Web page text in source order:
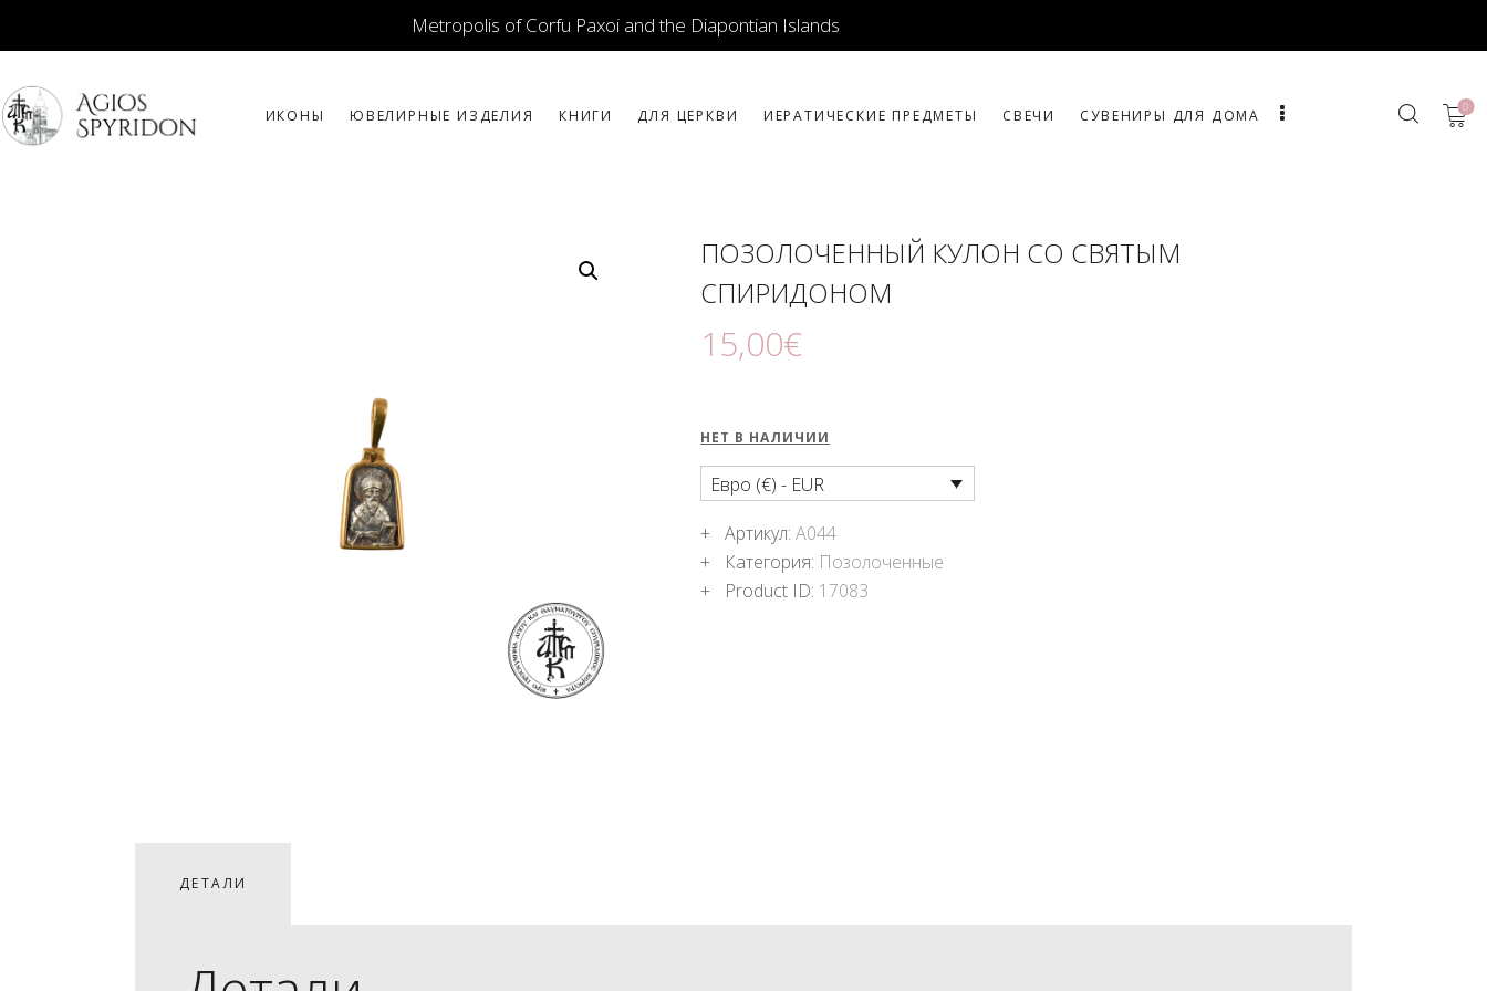
Metropolis of Corfu Paxoi and the Diapontian Islands
ИКОНЫ ЮВЕЛИРНЫЕ ИЗДЕЛИЯ КНИГИ ДЛЯ ЦЕРКВИ ИЕРАТИЧЕСКИЕ ПРЕДМЕТЫ СВЕЧИ СУВЕНИРЫ ДЛЯ ДОМА 0
ИКОНЫ
ИЗДЕЛИЯ
ИЕРАТИЧЕСКИЕ
ПРЕДМЕТЫ
ПОДНОШЕНИЯ
ПОЗОЛОЧЕННЫЙ КУЛОН СО СВЯТЫМ
СПИРИДОНОМ
15,00€
НЕТ В НАЛИЧИИ
Евро (€) - EUR
Артикул:Α044
Категория: Позолоченные
Product ID: 17083
ДЕТАЛИ